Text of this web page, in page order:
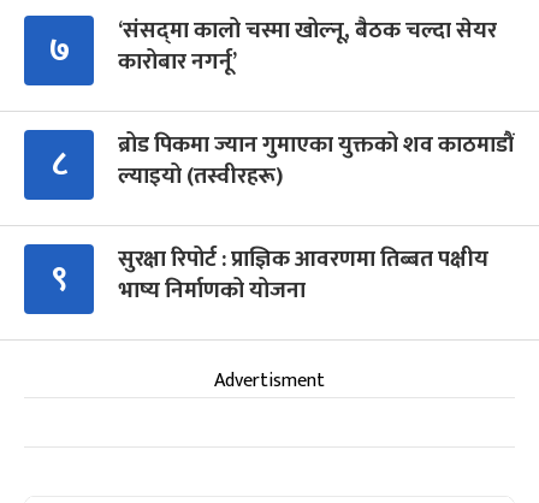
७
‘संसद्‍मा कालो चस्मा खोल्नू, बैठक चल्दा सेयर
कारोबार नगर्नू’
८
ब्रोड पिकमा ज्यान गुमाएका युक्तको शव काठमाडौं
ल्याइयो (तस्वीरहरू)
९
सुरक्षा रिपोर्ट : प्राज्ञिक आवरणमा तिब्बत पक्षीय
भाष्य निर्माणको योजना
Advertisment